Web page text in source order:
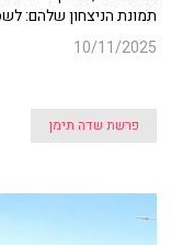
תמונת הניצחון שלהם:
10/11/2025
פרשת שדה תימן